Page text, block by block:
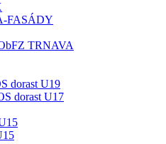
FASÁDY
TRNAVA
dorast U19
dorast U17